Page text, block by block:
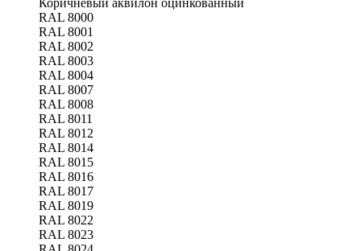
Коричневый аквилон оцинкованный
RAL 8000
RAL 8001
RAL 8002
RAL 8003
RAL 8004
RAL 8007
RAL 8008
RAL 8011
RAL 8012
RAL 8014
RAL 8015
RAL 8016
RAL 8017
RAL 8019
RAL 8022
RAL 8023